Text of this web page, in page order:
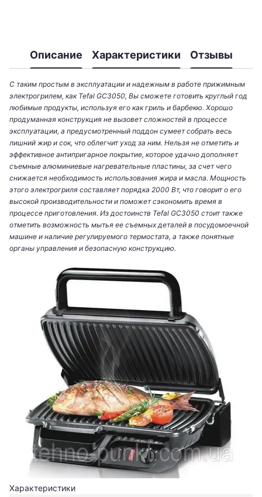
Описание Характеристики Отзывы
С таким простым в эксплуатации и надежным в работе прижимным
электрогрилем, как Tefal GC3050, Вы сможете готовить круглый год
любимые продукты, используя его как гриль и барбекю. Хорошо
продуманная конструкция не вызовет сложностей в процессе
эксплуатации, а предусмотренный поддон сумеет собрать весь
лишний жир и сок, что облегчит уход за ним. Нельзя не отметить и
эффективное антипригарное покрытие, которое удачно дополняет
съемные алюминиевые нагревательные пластины, за счет чего
снижается необходимость использования жира и масла. Мощность
этого электрогриля составляет порядка 2000 Вт, что говорит о его
высокой производительности и поможет сэкономить время в
процессе приготовления. Из достоинств Tefal GC3050 стоит также
отметить возможность мытья ее съемных деталей в посудомоечной
машине и наличие регулируемого термостата, а также понятные
органы управления и безопасную конструкцию.
Характеристики